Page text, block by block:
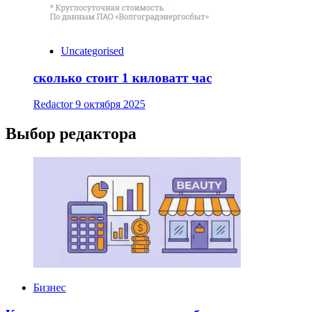
Uncategorised
сколько стоит 1 киловатт час
Redactor9 октября 2025
Выбор редактора
Бизнес